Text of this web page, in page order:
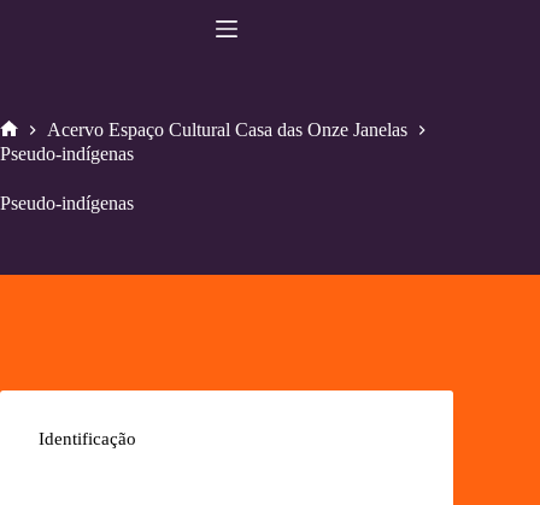
Home
Acervo Espaço Cultural Casa das Onze Janelas
Pseudo-indígenas
Pseudo-indígenas
Identificação